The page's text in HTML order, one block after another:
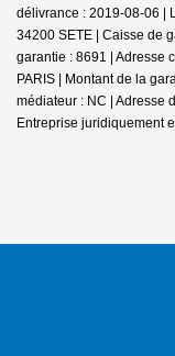
délivrance : 2019-08-06 |
34200 SETE | Caisse de
garantie : 8691 | Adresse
PARIS | Montant de la
médiateur : NC | Adresse
Entreprise juridiquement